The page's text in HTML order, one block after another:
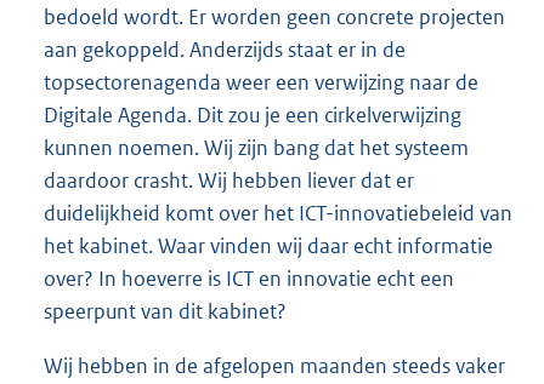
bedoeld wordt. Er worden geen concrete projecten
aan gekoppeld. Anderzijds staat er in de
topsectorenagenda weer een verwijzing naar de
Digitale Agenda. Dit zou je een cirkelverwijzing
kunnen noemen. Wij zijn bang dat het systeem
daardoor crasht. Wij hebben liever dat er
duidelijkheid komt over het ICT-innovatiebeleid van
het kabinet. Waar vinden wij daar echt informatie
over? In hoeverre is ICT en innovatie echt een
speerpunt van dit kabinet?
Wij hebben in de afgelopen maanden steeds vaker